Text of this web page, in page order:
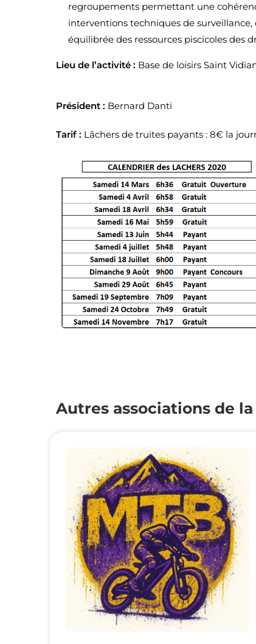
regroupements permettant une
interventions techniques de
équilibrée des ressources piscicoles des
Lieu de l’activité : Base de loisirs Saint
Président : Bernard Danti
Tarif : Lâchers de truites payants : 8€ la
Autres associations de